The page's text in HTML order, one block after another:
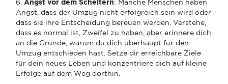
6. Angst vor dem Scheitern: Manche Menschen haben
Angst, dass der Umzug nicht erfolgreich sein wird oder
dass sie ihre Entscheidung bereuen werden. Verstehe,
dass es normal ist, Zweifel zu haben, aber erinnere dich
an die Gründe, warum du dich überhaupt für den
Umzug entschieden hast. Setze dir erreichbare Ziele
für dein neues Leben und konzentriere dich auf kleine
Erfolge auf dem Weg dorthin.